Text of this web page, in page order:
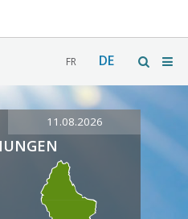
FR DE
11.08.2026